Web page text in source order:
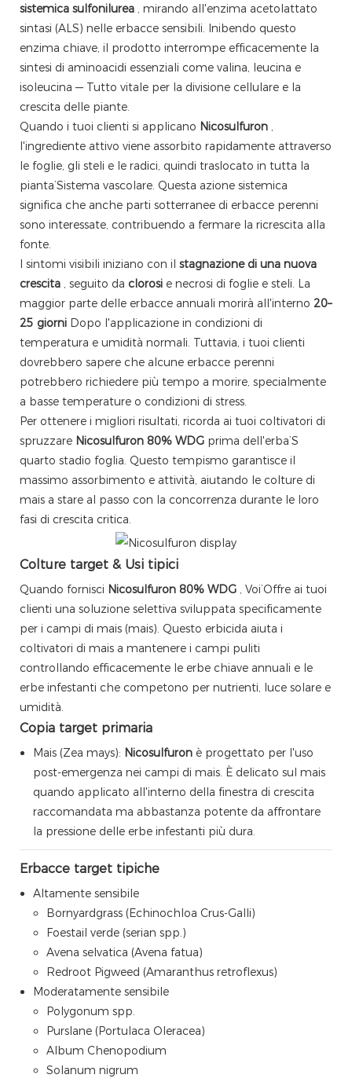
sistemica sulfonilurea , mirando all'enzima acetolattato
sintasi (ALS) nelle erbacce sensibili. Inibendo questo
enzima chiave, il prodotto interrompe efficacemente la
sintesi di aminoacidi essenziali come valina, leucina e
isoleucina — Tutto vitale per la divisione cellulare e la
crescita delle piante.
Quando i tuoi clienti si applicano Nicosulfuron ,
l'ingrediente attivo viene assorbito rapidamente attraverso
le foglie, gli steli e le radici, quindi traslocato in tutta la
pianta’Sistema vascolare. Questa azione sistemica
significa che anche parti sotterranee di erbacce perenni
sono interessate, contribuendo a fermare la ricrescita alla
fonte.
I sintomi visibili iniziano con il stagnazione di una nuova
crescita , seguito da clorosi e necrosi di foglie e steli. La
maggior parte delle erbacce annuali morirà all'interno 20–
25 giorni Dopo l'applicazione in condizioni di
temperatura e umidità normali. Tuttavia, i tuoi clienti
dovrebbero sapere che alcune erbacce perenni
potrebbero richiedere più tempo a morire, specialmente
a basse temperature o condizioni di stress.
Per ottenere i migliori risultati, ricorda ai tuoi coltivatori di
spruzzare Nicosulfuron 80% WDG prima dell'erba’S
quarto stadio foglia. Questo tempismo garantisce il
massimo assorbimento e attività, aiutando le colture di
mais a stare al passo con la concorrenza durante le loro
fasi di crescita critica.
Colture target & Usi tipici
Quando fornisci Nicosulfuron 80% WDG , Voi’Offre ai tuoi
clienti una soluzione selettiva sviluppata specificamente
per i campi di mais (mais). Questo erbicida aiuta i
coltivatori di mais a mantenere i campi puliti
controllando efficacemente le erbe chiave annuali e le
erbe infestanti che competono per nutrienti, luce solare e
umidità.
Copia target primaria
Mais (Zea mays): Nicosulfuron è progettato per l'uso
post-emergenza nei campi di mais. È delicato sul mais
quando applicato all'interno della finestra di crescita
raccomandata ma abbastanza potente da affrontare
la pressione delle erbe infestanti più dura.
Erbacce target tipiche
Altamente sensibile
Bornyardgrass (Echinochloa Crus-Galli)
Foestail verde (serian spp.)
Avena selvatica (Avena fatua)
Redroot Pigweed (Amaranthus retroflexus)
Moderatamente sensibile
Polygonum spp.
Purslane (Portulaca Oleracea)
Album Chenopodium
Solanum nigrum